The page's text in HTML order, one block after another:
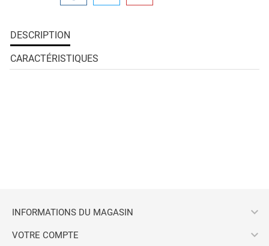
DESCRIPTION
CARACTÉRISTIQUES
INFORMATIONS DU MAGASIN 
VOTRE COMPTE 